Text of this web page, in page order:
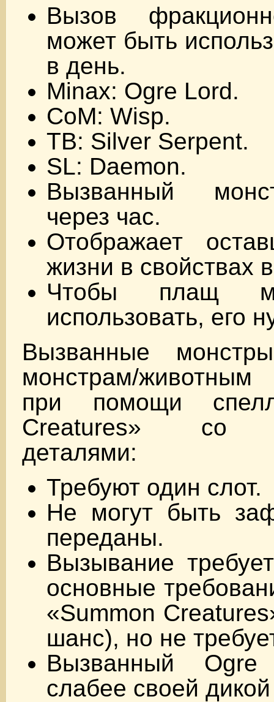
Вызов
может быть
в день.
Minax: Ogre Lord.
CoM: Wisp.
TB: Silver Serpent.
SL: Daemon.
Вызванный
через час.
Отображает
жизни в свойствах
Чтобы плащ
использовать, его
Вызванные
монстрам/
при помощи
Creatures» со
деталями:
Требуют один слот.
Не могут быть
переданы.
Вызывание
основные
«Summon
шанс), но не
Вызванный
слабее своей